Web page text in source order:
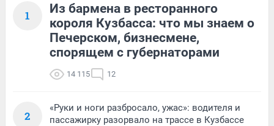
1
Из бармена в ресторанного
короля Кузбасса: что мы знаем о
Печерском, бизнесмене,
спорящем с губернаторами
14 115 12
2
«Руки и ноги разбросало, ужас»: водителя и
пассажирку разорвало на трассе в Кузбассе